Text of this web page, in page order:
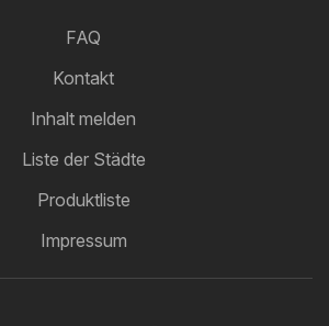
FAQ
Kontakt
Inhalt melden
Liste der Städte
Produktliste
Impressum